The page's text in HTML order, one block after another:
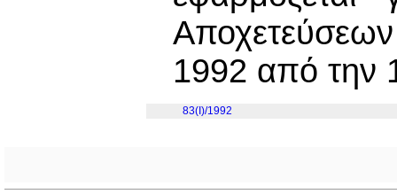
1992 από την
83(I)/1992